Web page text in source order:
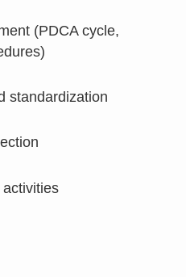
(PDCA cycle,
standardization